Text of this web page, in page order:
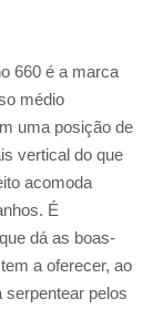
660 é a marca
médio
uma posição de
vertical do que
acomoda
É
dá as boas-
a oferecer, ao
serpentear pelos